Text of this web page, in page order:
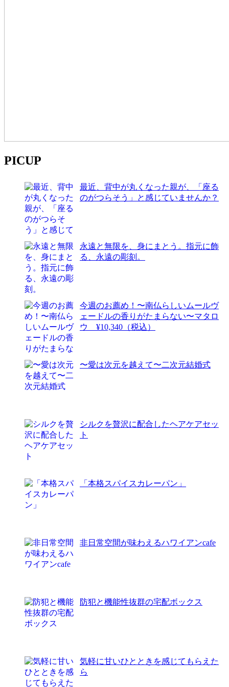
PICUP
最近、背中が丸くなった親が、「座る
のがつらそう」と感じていませんか？
永遠と無限を、身にまとう。指元に飾
る、永遠の彫刻。
今週のお薦め！〜南仏らしいムールヴ
ェードルの香りがたまらない〜マタロ
ウ ¥10,340（税込）
〜愛は次元を越えて〜二次元結婚式
シルクを贅沢に配合したヘアケアセッ
ト
「本格スパイスカレーパン」
非日常空間が味わえるハワイアンcafe
防犯と機能性抜群の宅配ボックス
気軽に甘いひとときを感じてもらえた
ら